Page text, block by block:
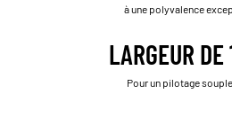
à une polyvalence
LARGEUR DE
Pour un pilotage